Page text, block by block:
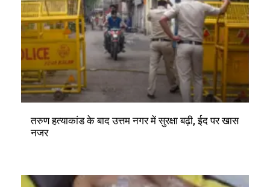
तरुण हत्याकांड के बाद उत्तम नगर में सुरक्षा बढ़ी, ईद पर खास
नजर